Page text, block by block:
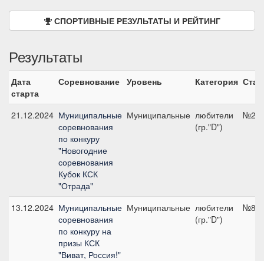
СПОРТИВНЫЕ РЕЗУЛЬТАТЫ И РЕЙТИНГ
Результаты
Дата
старта
Соревнование Уровень Категория
21.12.2024 Муниципальные
соревнования
по конкуру
"Новогодние
соревнования
Кубок КСК
"Отрада"
Муниципальные любители
(гр."D")
№2,
13.12.2024 Муниципальные
соревнования
по конкуру на
призы КСК
"Виват, Россия!"
Муниципальные любители
(гр."D")
№8,